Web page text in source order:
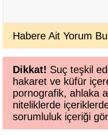
Habere Ait Yorum
Dikkat! Suç teşkil
hakaret ve küfür
pornografik, ahlaka
niteliklerde
sorumluluk içeriği